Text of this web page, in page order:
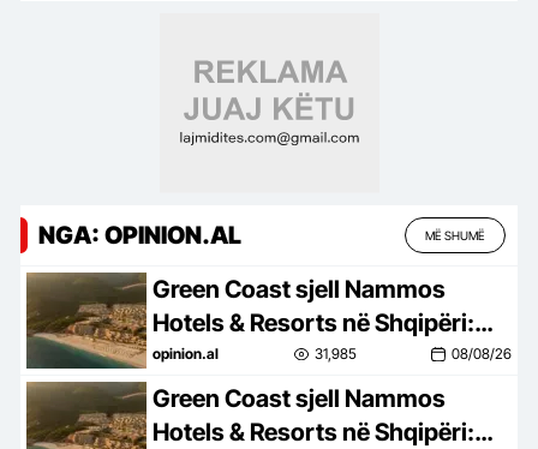
NGA: OPINION.AL MË SHUMË
Green Coast sjell Nammos
Hotels & Resorts në Shqipëri:
Destinacion i ri lifestyle
opinion.al 31,985 08/08/26
Green Coast sjell Nammos
Hotels & Resorts në Shqipëri: